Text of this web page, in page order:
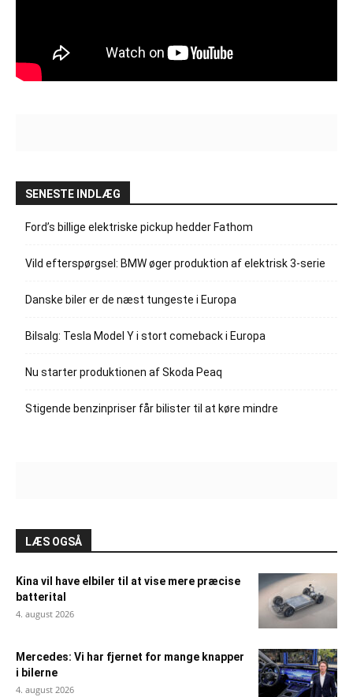
SENESTE INDLÆG
Ford’s billige elektriske pickup hedder Fathom
Vild efterspørgsel: BMW øger produktion af elektrisk 3-serie
Danske biler er de næst tungeste i Europa
Bilsalg: Tesla Model Y i stort comeback i Europa
Nu starter produktionen af Skoda Peaq
Stigende benzinpriser får bilister til at køre mindre
LÆS OGSÅ
Kina vil have elbiler til at vise mere præcise
batterital
4. august 2026
Mercedes: Vi har fjernet for mange knapper
i bilerne
4. august 2026